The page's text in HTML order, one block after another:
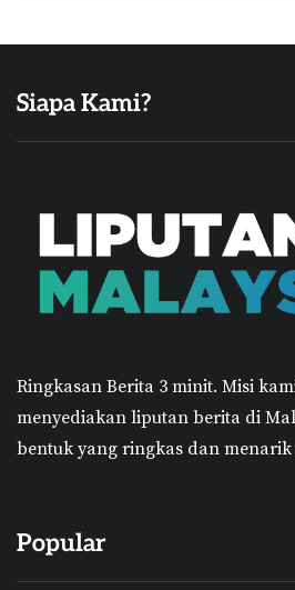
Siapa Kami?
Ringkasan Berita 3 minit. Misi
menyediakan liputan berita di
bentuk yang ringkas dan
Popular